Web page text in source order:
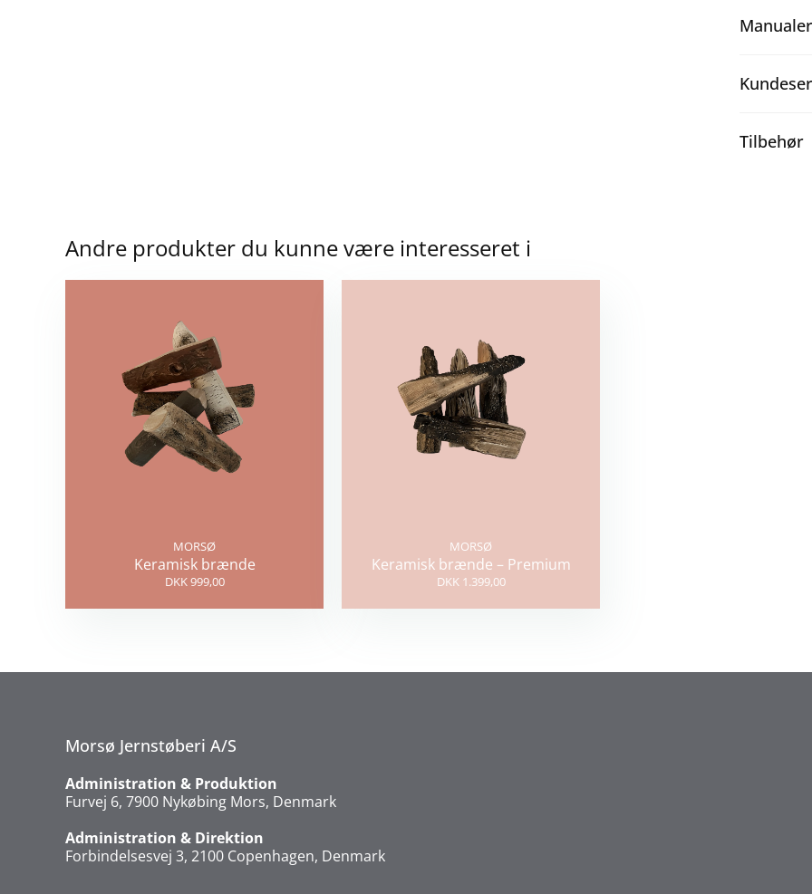
Tilbehør
Andre produkter du kunne være interesseret i
MORSØ
Keramisk brænde
DKK 999,00
MORSØ
Keramisk brænde – Premium
DKK 1.399,00
Morsø Jernstøberi A/S
Administration & Produktion
Furvej 6, 7900 Nykøbing Mors, Denmark
Administration & Direktion
Forbindelsesvej 3, 2100 Copenhagen, Denmark